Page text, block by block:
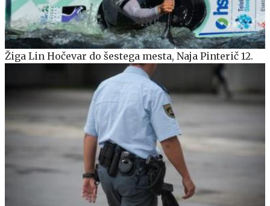
Žiga Lin Hočevar do šestega mesta, Naja Pinterič 12.